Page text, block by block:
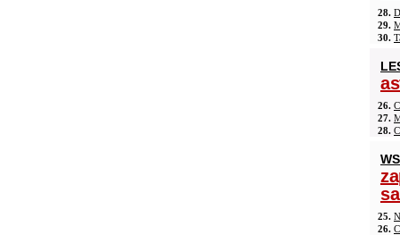
28.
29.
30.
26.
27.
28.
25.
26.